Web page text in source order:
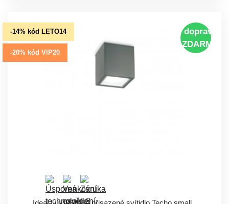
-14% kód LETO14
-20% kód VIP20
doprava
ZDARMA